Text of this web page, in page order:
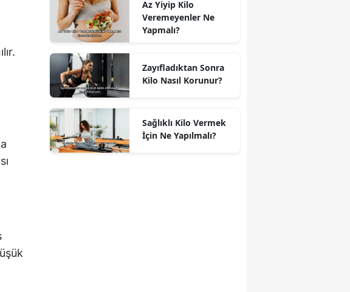
Az Yiyip Kilo
Veremeyenler Ne
Yapmalı?
Zayıfladıktan Sonra
Kilo Nasıl Korunur?
Sağlıklı Kilo Vermek
İçin Ne Yapılmalı?